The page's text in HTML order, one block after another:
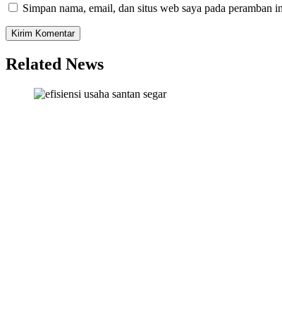
Simpan nama, email, dan situs web saya pada peramban
Related News